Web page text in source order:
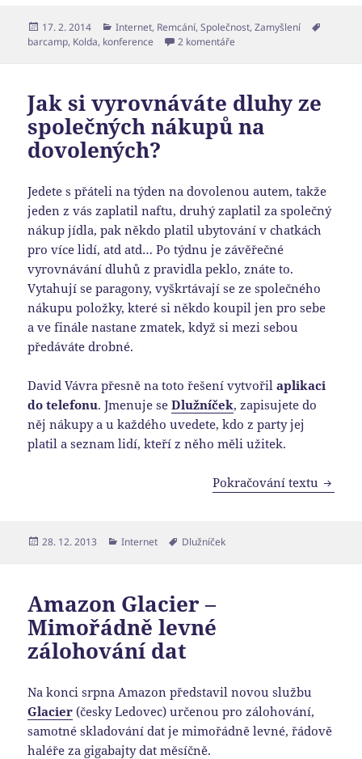
Publikováno:
17. 2. 2014 Rubriky:
Internet, Remcání,Společnost,Zamyšlení
barcamp, Kolda, konference 2 komentáře
Jak si vyrovnáváte dluhy ze
společných nákupů na
dovolených?
Jedete s přáteli na týden na dovolenou autem, takže
jeden z vás zaplatil naftu, druhý zaplatil za společný
nákup jídla, pak někdo platil ubytování v chatkách
pro více lidí, atd atd… Po týdnu je závěřečné
vyrovnávání dluhů z pravidla peklo, znáte to.
Vytahují se paragony, vyškrtávají se ze společného
nákupu položky, které si někdo koupil jen pro sebe
a ve finále nastane zmatek, když si mezi sebou
předáváte drobné.
David Vávra přesně na toto řešení vytvořilaplikaci
do telefonu. Jmenuje seDlužníček, zapisujete do
něj nákupy a u každého uvedete, kdo z party jej
platil a seznam lidí, kteří z něho měli užitek.
Pokračování textu Jak si
Publikováno:
28. 12. 2013 Rubriky:
Internet Štítky:
Dlužníček
Amazon Glacier –
Mimořádně levné
zálohování dat
Na konci srpna Amazon představil novou službu
Glacier (česky Ledovec) určenou pro zálohování,
samotné skladování dat je mimořádně levné, řádově
haléře za gigabajty dat měsíčně.